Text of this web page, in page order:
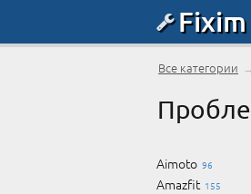
Fixim
Все категории →
Aimoto 96
Amazfit 155